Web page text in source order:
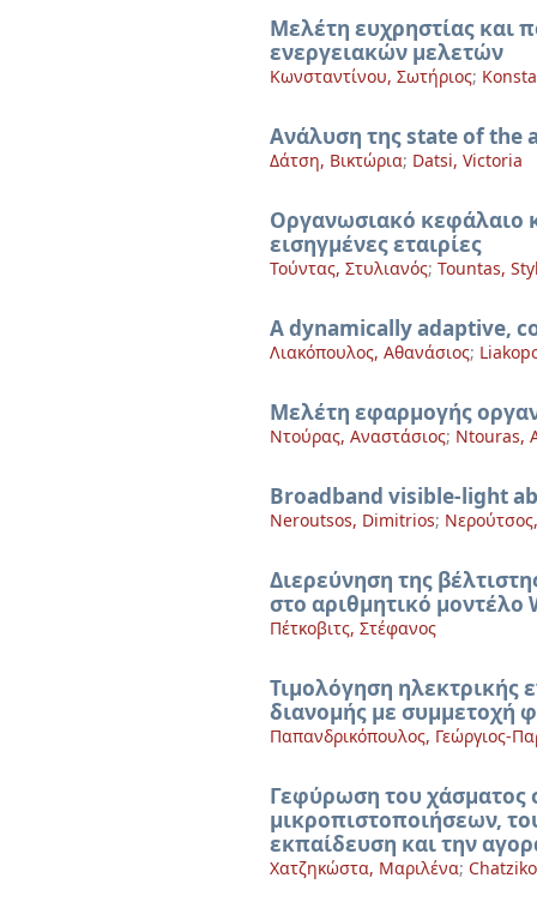
Μελέτη ευχρηστίας και
ενεργειακών μελετών
Κωνσταντίνου, Σωτήριος;
Ανάλυση της state of the
Δάτση, Βικτώρια; Datsi, Victoria
Οργανωσιακό κεφάλαιο
εισηγμένες εταιρίες
Τούντας, Στυλιανός; Tountas,
A dynamically adaptive,
Λιακόπουλος, Αθανάσιος;
Μελέτη εφαρμογής
Ντούρας, Αναστάσιος; Ntouras,
Broadband visible-light
Neroutsos, Dimitrios;
Διερεύνηση της
στο αριθμητικό μοντέλο
Πέτκοβιτς, Στέφανος
Τιμολόγηση ηλεκτρικής
διανομής με
Παπανδρικόπουλος, Γεώργιος-
Γεφύρωση του χάσματος
μικροπιστοποιήσεων,
εκπαίδευση και την
Χατζηκώστα, Μαριλένα;